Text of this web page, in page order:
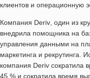
клиентов и операционную
Компания Deriv , один из
внедрила помощника на
управления данными на
маркетинга и рекрутинга.
компания Deriv сократила
45 % и сократила время